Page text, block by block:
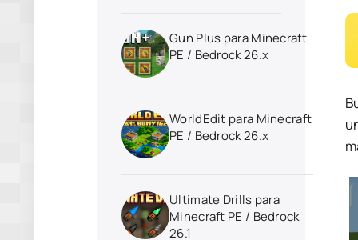
Gun Plus para Minecraft
PE / Bedrock 26.x
WorldEdit para Minecraft
PE / Bedrock 26.x
Ultimate Drills para
Minecraft PE / Bedrock
26.1